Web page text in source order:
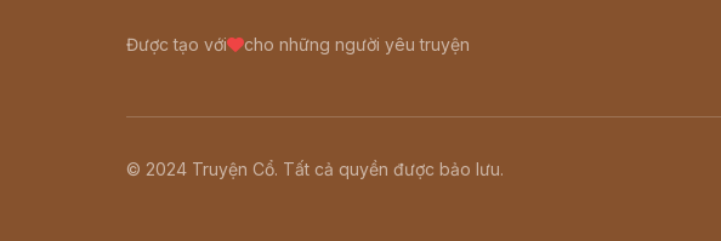
Được tạo với cho những người yêu truyện
© 2024 Truyện Cổ. Tất cả quyền được bảo lưu.